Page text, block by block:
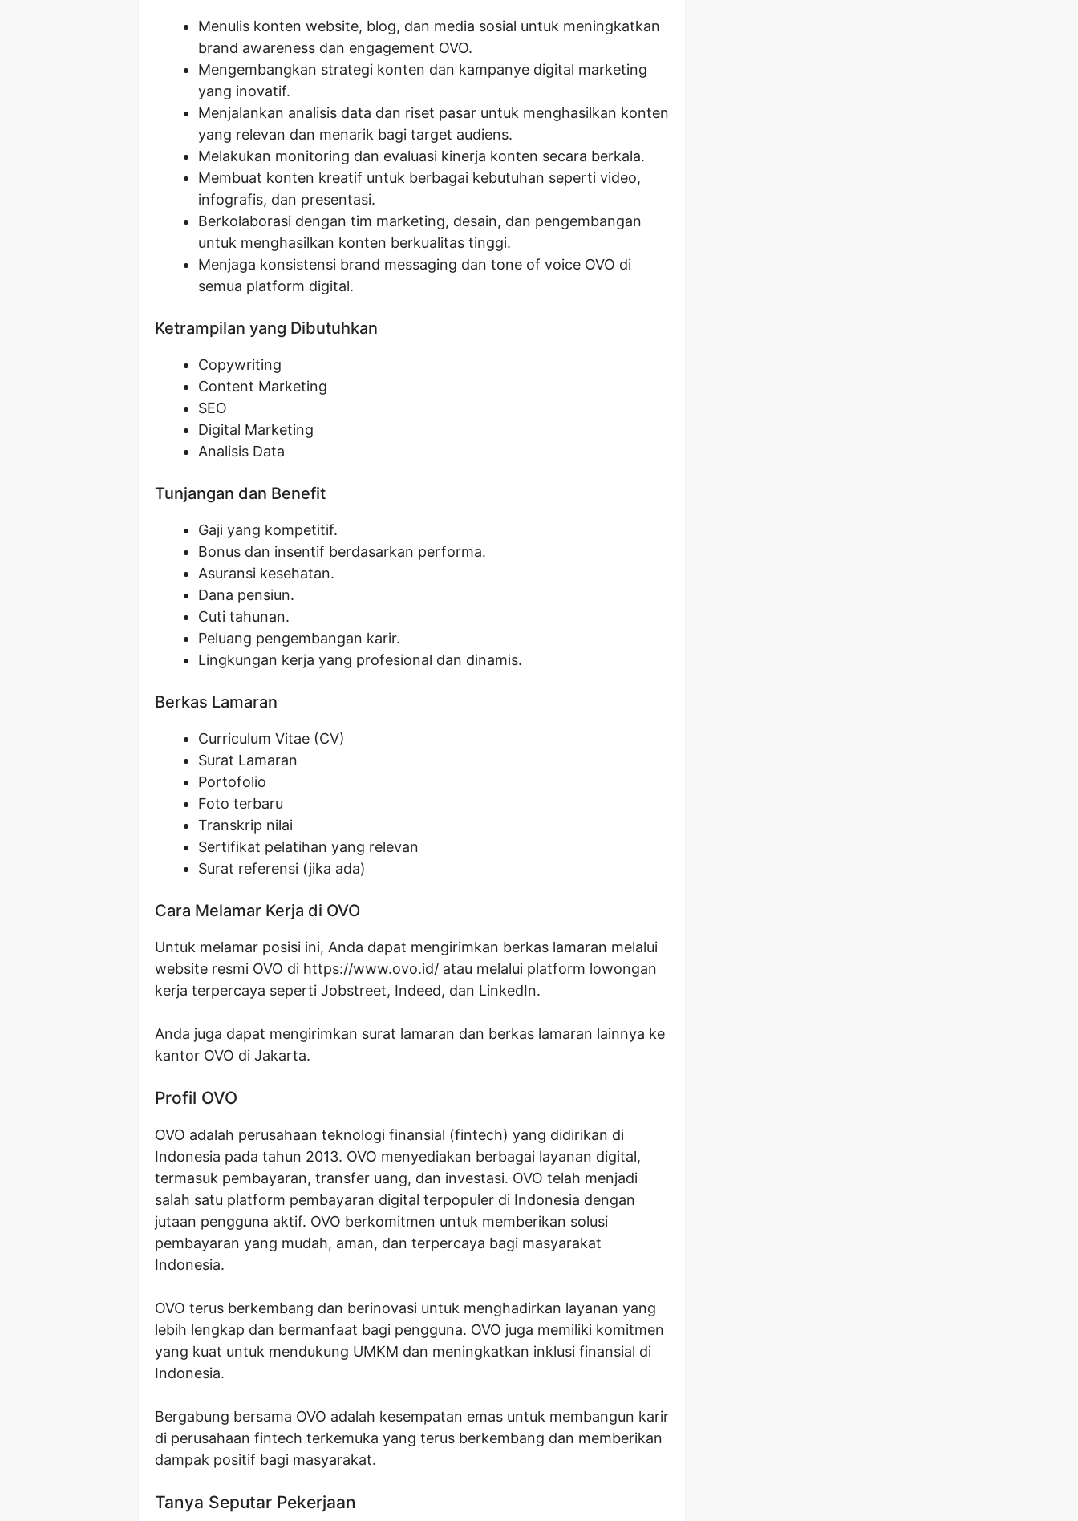
Menulis konten website, blog, dan media sosial untuk meningkatkan
brand awareness dan engagement OVO.
Mengembangkan strategi konten dan kampanye digital marketing
yang inovatif.
Menjalankan analisis data dan riset pasar untuk menghasilkan konten
yang relevan dan menarik bagi target audiens.
Melakukan monitoring dan evaluasi kinerja konten secara berkala.
Membuat konten kreatif untuk berbagai kebutuhan seperti video,
infografis, dan presentasi.
Berkolaborasi dengan tim marketing, desain, dan pengembangan
untuk menghasilkan konten berkualitas tinggi.
Menjaga konsistensi brand messaging dan tone of voice OVO di
semua platform digital.
Ketrampilan yang Dibutuhkan
Copywriting
Content Marketing
SEO
Digital Marketing
Analisis Data
Tunjangan dan Benefit
Gaji yang kompetitif.
Bonus dan insentif berdasarkan performa.
Asuransi kesehatan.
Dana pensiun.
Cuti tahunan.
Peluang pengembangan karir.
Lingkungan kerja yang profesional dan dinamis.
Berkas Lamaran
Curriculum Vitae (CV)
Surat Lamaran
Portofolio
Foto terbaru
Transkrip nilai
Sertifikat pelatihan yang relevan
Surat referensi (jika ada)
Cara Melamar Kerja di OVO
Untuk melamar posisi ini, Anda dapat mengirimkan berkas lamaran melalui
website resmi OVO di https://www.ovo.id/ atau melalui platform lowongan
kerja terpercaya seperti Jobstreet, Indeed, dan LinkedIn.
Anda juga dapat mengirimkan surat lamaran dan berkas lamaran lainnya ke
kantor OVO di Jakarta.
Profil OVO
OVO adalah perusahaan teknologi finansial (fintech) yang didirikan di
Indonesia pada tahun 2013. OVO menyediakan berbagai layanan digital,
termasuk pembayaran, transfer uang, dan investasi. OVO telah menjadi
salah satu platform pembayaran digital terpopuler di Indonesia dengan
jutaan pengguna aktif. OVO berkomitmen untuk memberikan solusi
pembayaran yang mudah, aman, dan terpercaya bagi masyarakat
Indonesia.
OVO terus berkembang dan berinovasi untuk menghadirkan layanan yang
lebih lengkap dan bermanfaat bagi pengguna. OVO juga memiliki komitmen
yang kuat untuk mendukung UMKM dan meningkatkan inklusi finansial di
Indonesia.
Bergabung bersama OVO adalah kesempatan emas untuk membangun karir
di perusahaan fintech terkemuka yang terus berkembang dan memberikan
dampak positif bagi masyarakat.
Tanya Seputar Pekerjaan